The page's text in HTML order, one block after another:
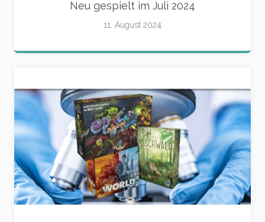
Neu gespielt im Juli 2024
11. August 2024